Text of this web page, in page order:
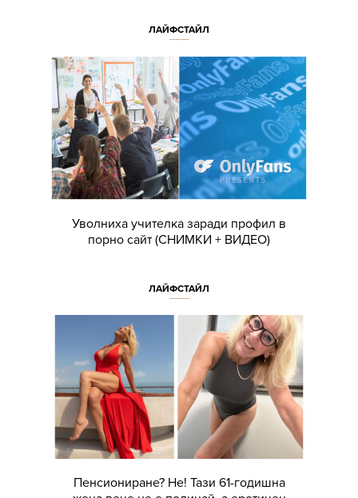
ЛАЙФСТАЙЛ
Уволниха учителка заради профил в
порно сайт (СНИМКИ + ВИДЕО)
ЛАЙФСТАЙЛ
Пенсиониране? Не! Тази 61-годишна